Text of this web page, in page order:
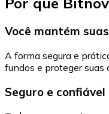
Você mantém
A forma segura e
fundos e proteger suas
Seguro e confiável